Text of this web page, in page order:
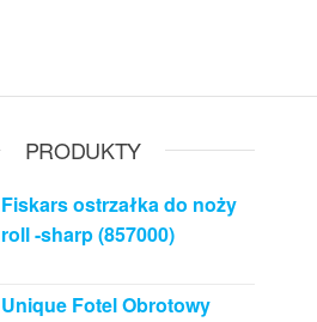
PRODUKTY
Fiskars ostrzałka do noży
roll -sharp (857000)
Unique Fotel Obrotowy